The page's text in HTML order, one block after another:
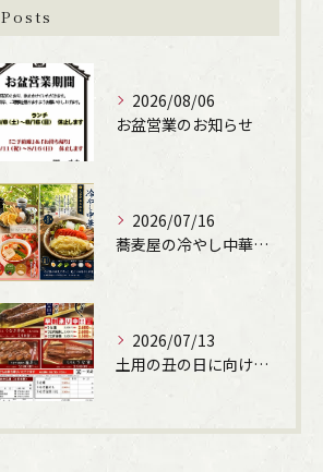
Posts
2026/08/06
お盆営業のお知らせ
2026/07/16
蕎麦屋の冷やし中華始まります！（文楽姫路駅南店）
2026/07/13
土用の丑の日に向けて、うなぎの申込受付しています。
ご購入はこちら